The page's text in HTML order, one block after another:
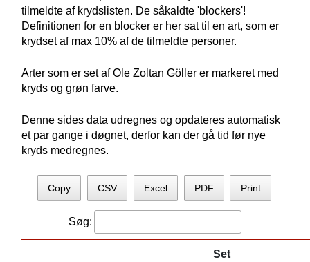
tilmeldte af krydslisten. De såkaldte 'blockers'!
Definitionen for en blocker er her sat til en art, som er
krydset af max 10% af de tilmeldte personer.
Arter som er set af Ole Zoltan Göller er markeret med
kryds og grøn farve.
Denne sides data udregnes og opdateres automatisk
et par gange i døgnet, derfor kan der gå tid før nye
kryds medregnes.
Copy CSV Excel PDF Print
Søg:
Set